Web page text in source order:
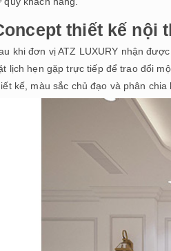
thiết kế nội
khi đơn vị ATZ LUXURY nhận
lịch hẹn gặp trực tiếp để trao đổi
kế, màu sắc chủ đạo và phân chia